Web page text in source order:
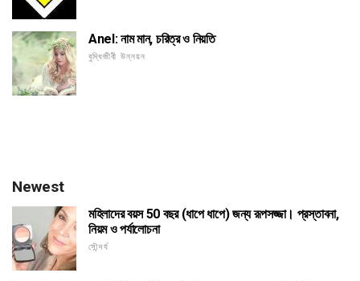
Anel: নাম মান, চরিত্র ও নিয়তি
বুদ্ধিজীবী উন্নয়ন
Newest
মহিলাদের বয়স 50 বছর (ধাপে ধাপে) জন্য রূপসজ্জা। প্রস্তাবনা,
নিয়ম ও পর্যালোচনা
সৌন্দর্য